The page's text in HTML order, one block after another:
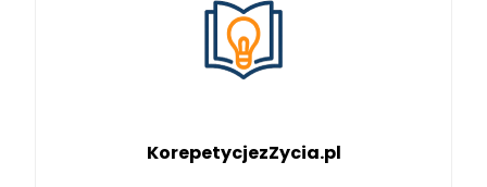
KorepetycjezZycia.pl